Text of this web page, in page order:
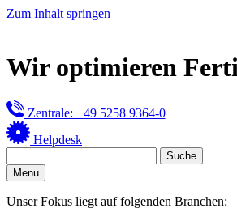
Zum Inhalt springen
Wir optimieren
Zentrale: +49 5258 9364-0
Helpdesk
Menu
Unser Fokus liegt auf folgenden Branchen: